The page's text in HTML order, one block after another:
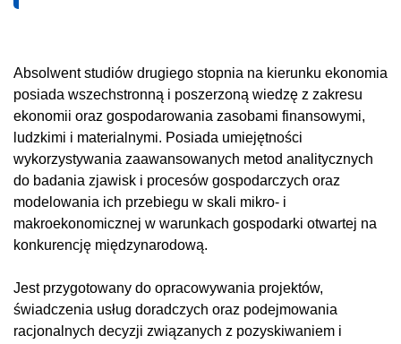
Absolwent studiów drugiego stopnia na kierunku ekonomia
posiada wszechstronną i poszerzoną wiedzę z zakresu
ekonomii oraz gospodarowania zasobami finansowymi,
ludzkimi i materialnymi. Posiada umiejętności
wykorzystywania zaawansowanych metod analitycznych
do badania zjawisk i procesów gospodarczych oraz
modelowania ich przebiegu w skali mikro- i
makroekonomicznej w warunkach gospodarki otwartej na
konkurencję międzynarodową.
Jest przygotowany do opracowywania projektów,
świadczenia usług doradczych oraz podejmowania
racjonalnych decyzji związanych z pozyskiwaniem i